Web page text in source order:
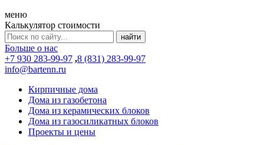
меню
Калькулятор стоимости
Больше о нас
+7 930 283-99-97 ,8 (831) 283-99-97
info@bartenn.ru
Кирпичные дома
Дома из газобетона
Дома из керамических блоков
Дома из газосиликатных блоков
Проекты и цены